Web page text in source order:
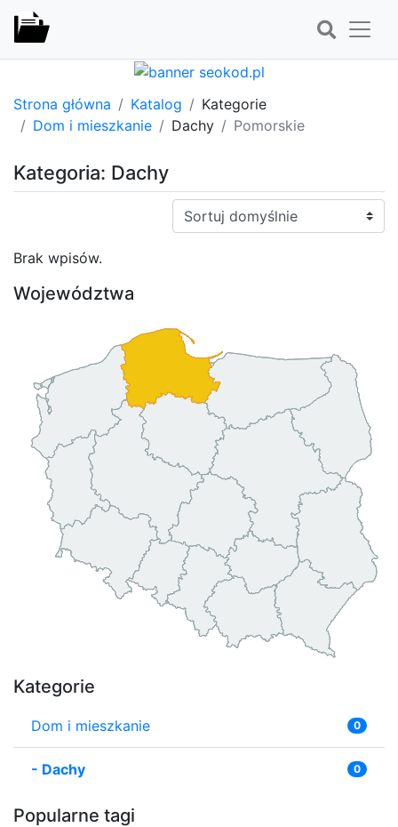
Strona główna Katalog
Kategorie
Dom i mieszkanie
Dachy Pomorskie
Kategoria: Dachy
Sortuj:
Brak wpisów.
Województwa
Kategorie
Dom i mieszkanie 0
- Dachy 0
Popularne tagi